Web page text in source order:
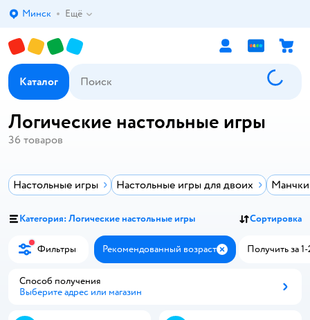
Выбор адреса доставки.
Минск Ещё
Каталог
Логические настольные игры
36 товаров
Настольные игры Настольные игры для двоих
Категория: Логические настольные игры Сортировка
Фильтры Рекомендованный возраст ЗакрытьПолучить за 1-
Способ получения
Выберите адрес или магазин